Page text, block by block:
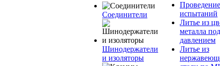
Соединители
Шинодержатели
и изоляторы
Проведение
испытаний
Литье из
металла под
давлением
Литье из